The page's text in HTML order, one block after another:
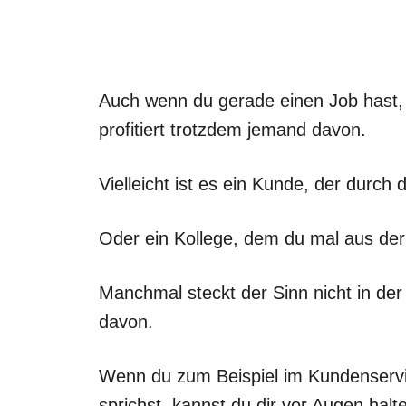
Auch wenn du gerade einen Job
profitiert trotzdem jemand davon.
Vielleicht ist es ein Kunde, der durch
Oder ein Kollege, dem du mal aus
Manchmal steckt der Sinn nicht in
davon.
Wenn du zum Beispiel im